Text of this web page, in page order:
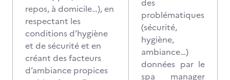
repos, à domicile…), en
respectant les
conditions d’hygiène
et de sécurité et en
créant des facteurs
d’ambiance propices
des
problématiques
(sécurité,
hygiène,
ambiance…)
données par le
spa manager